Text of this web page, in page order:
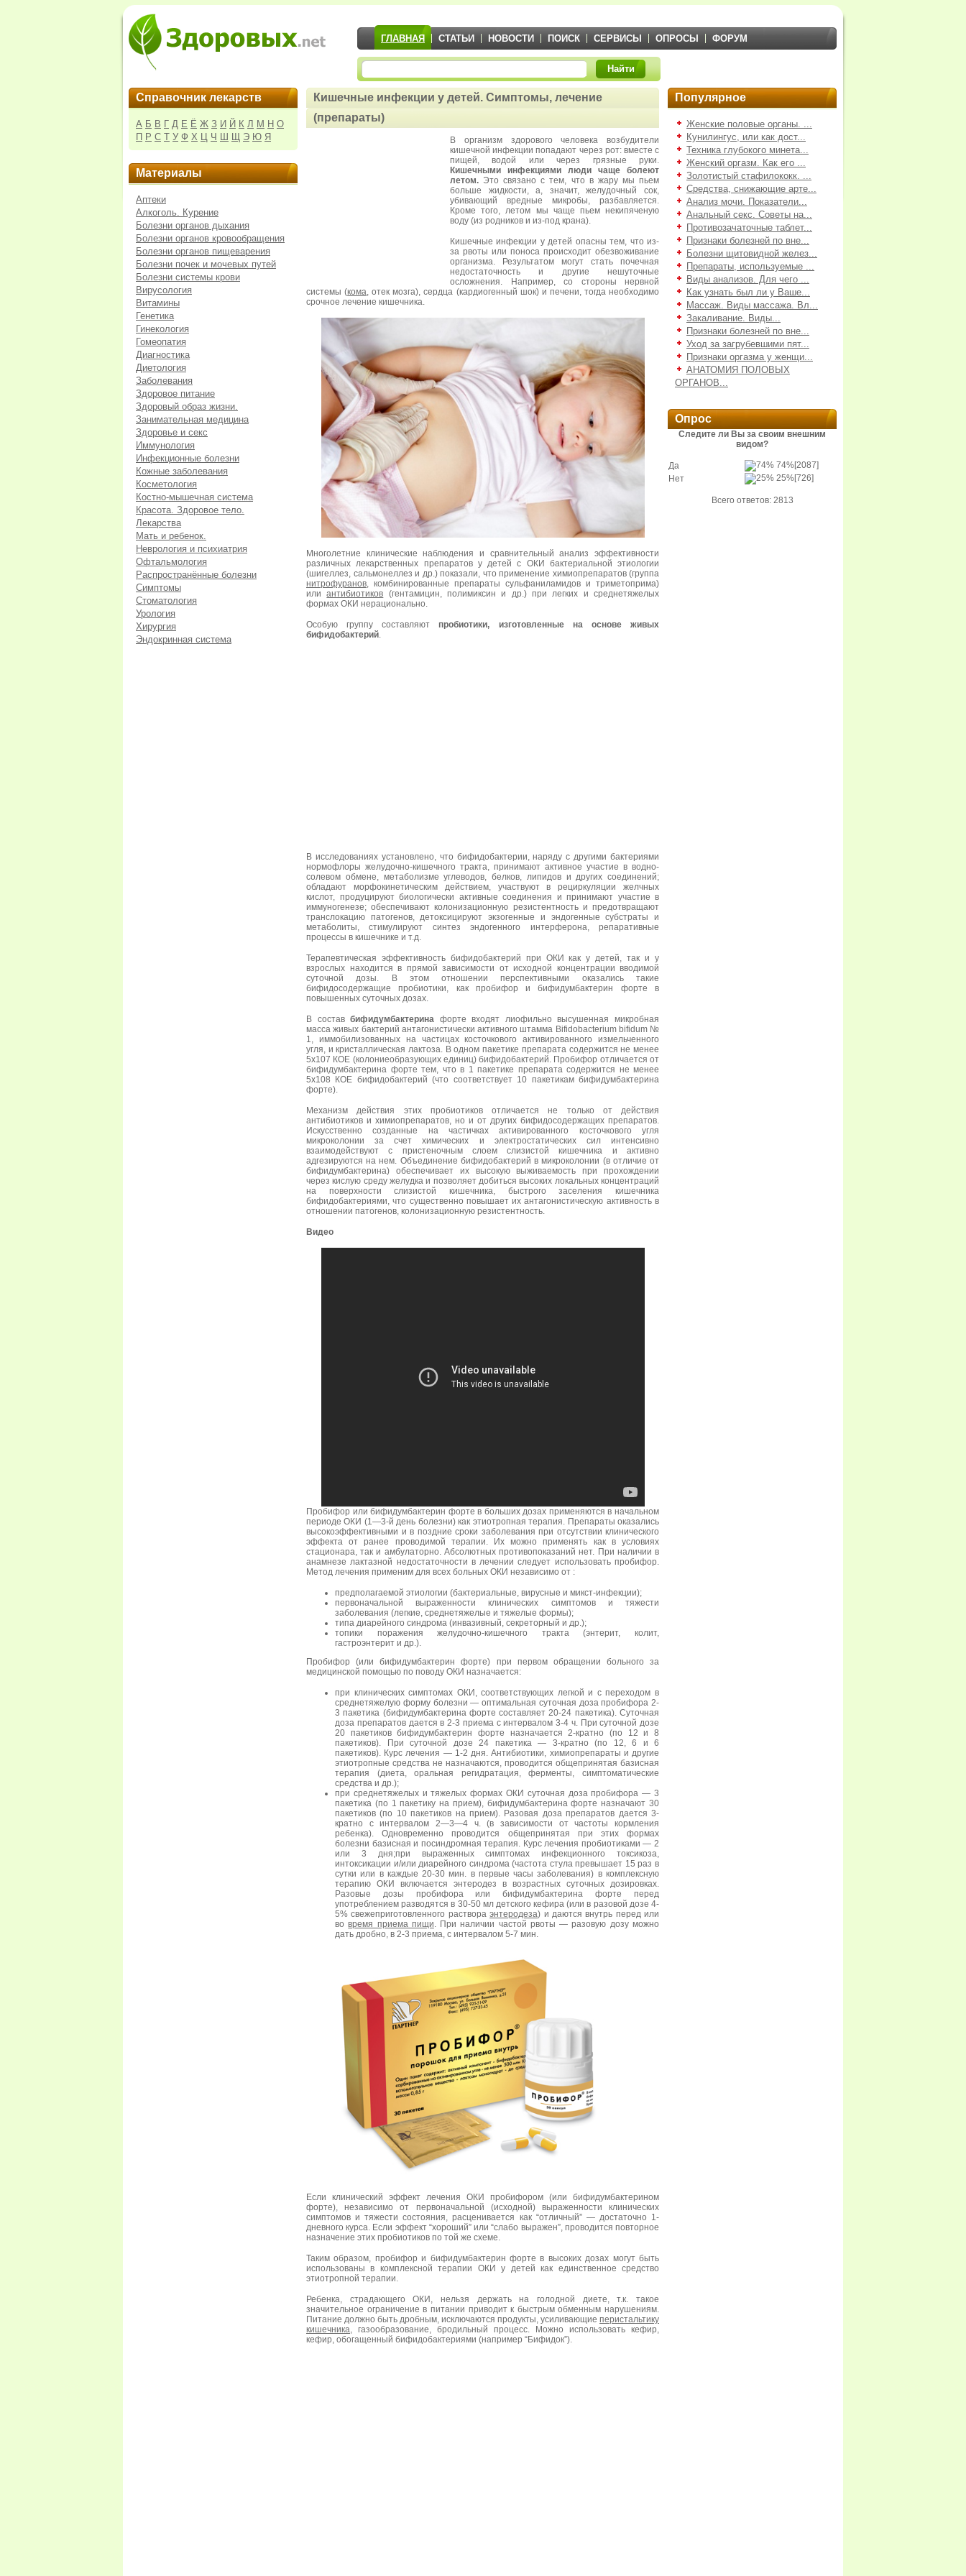
ГЛАВНАЯ СТАТЬИ НОВОСТИ ПОИСК СЕРВИСЫ ОПРОСЫ ФОРУМ
Найти
Справочник лекарств
А Б В Г Д Е Ё Ж З И Й К Л М Н О
П Р С Т У Ф Х Ц Ч Ш Щ Э Ю Я
Материалы
Аптеки
Алкоголь. Курение
Болезни органов дыхания
Болезни органов кровообращения
Болезни органов пищеварения
Болезни почек и мочевых путей
Болезни системы крови
Вирусология
Витамины
Генетика
Гинекология
Гомеопатия
Диагностика
Диетология
Заболевания
Здоровое питание
Здоровый образ жизни.
Занимательная медицина
Здоровье и секс
Иммунология
Инфекционные болезни
Кожные заболевания
Косметология
Костно-мышечная система
Красота. Здоровое тело.
Лекарства
Мать и ребенок.
Неврология и психиатрия
Офтальмология
Распространённые болезни
Симптомы
Стоматология
Урология
Хирургия
Эндокринная система
Кишечные инфекции у детей. Симптомы, лечение
(препараты)
В организм здорового человека возбудители
кишечной инфекции попадают через рот: вместе с
пищей, водой или через грязные руки.
Кишечными инфекциями люди чаще болеют
летом. Это связано с тем, что в жару мы пьем
больше жидкости, а, значит, желудочный сок,
убивающий вредные микробы, разбавляется.
Кроме того, летом мы чаще пьем некипяченую
воду (из родников и из-под крана).
Кишечные инфекции у детей опасны тем, что из-
за рвоты или поноса происходит обезвоживание
организма. Результатом могут стать почечная
недостаточность и другие нешуточные
осложнения. Например, со стороны нервной
системы (кома, отек мозга), сердца (кардиогенный шок) и печени, тогда необходимо
срочное лечение кишечника.
Многолетние клинические наблюдения и сравнительный анализ эффективности
различных лекарственных препаратов у детей с ОКИ бактериальной этиологии
(шигеллез, сальмонеллез и др.) показали, что применение химиопрепаратов (группа
нитрофуранов, комбинированные препараты сульфаниламидов и триметоприма)
илиантибиотиков (гентамицин, полимиксин и др.) при легких и среднетяжелых
формах ОКИ нерационально.
Особую группу составляютпробиотики, изготовленные на основе живых
бифидобактерий.
В исследованиях установлено, что бифидобактерии, наряду с другими бактериями
нормофлоры желудочно-кишечного тракта, принимают активное участие в водно-
солевом обмене, метаболизме углеводов, белков, липидов и других соединений;
обладают морфокинетическим действием, участвуют в рециркуляции желчных
кислот, продуцируют биологически активные соединения и принимают участие в
иммуногенезе; обеспечивают колонизационную резистентность и предотвращают
транслокацию патогенов, детоксицируют экзогенные и эндогенные субстраты и
метаболиты, стимулируют синтез эндогенного интерферона, репаративные
процессы в кишечнике и т.д.
Терапевтическая эффективность бифидобактерий при ОКИ как у детей, так и у
взрослых находится в прямой зависимости от исходной концентрации вводимой
суточной дозы. В этом отношении перспективными оказались такие
бифидосодержащие пробиотики, как пробифор и бифидумбактерин форте в
повышенных суточных дозах.
В составбифидумбактерина форте входят лиофильно высушенная микробная
масса живых бактерий антагонистически активного штамма Bifidobacterium bifidum №
1, иммобилизованных на частицах косточкового активированного измельченного
угля, и кристаллическая лактоза. В одном пакетике препарата содержится не менее
5х107 КОЕ (колониеобразующих единиц) бифидобактерий. Пробифор отличается от
бифидумбактерина форте тем, что в 1 пакетике препарата содержится не менее
5х108 КОЕ бифидобактерий (что соответствует 10 пакетикам бифидумбактерина
форте).
Механизм действия этих пробиотиков отличается не только от действия
антибиотиков и химиопрепаратов, но и от других бифидосодержащих препаратов.
Искусственно созданные на частичках активированного косточкового угля
микроколонии за счет химических и электростатических сил интенсивно
взаимодействуют с пристеночным слоем слизистой кишечника и активно
адгезируются на нем. Объединение бифидобактерий в микроколонии (в отличие от
бифидумбактерина) обеспечивает их высокую выживаемость при прохождении
через кислую среду желудка и позволяет добиться высоких локальных концентраций
на поверхности слизистой кишечника, быстрого заселения кишечника
бифидобактериями, что существенно повышает их антагонистическую активность в
отношении патогенов, колонизационную резистентность.
Видео
Пробифор или бифидумбактерин форте в больших дозах применяются в начальном
периоде ОКИ (1—3-й день болезни) как этиотропная терапия. Препараты оказались
высокоэффективными и в поздние сроки заболевания при отсутствии клинического
эффекта от ранее проводимой терапии. Их можно применять как в условиях
стационара, так и амбулаторно. Абсолютных противопоказаний нет. При наличии в
анамнезе лактазной недостаточности в лечении следует использовать пробифор.
Метод лечения применим для всех больных ОКИ независимо от :
предполагаемой этиологии (бактериальные, вирусные и микст-инфекции);
первоначальной выраженности клинических симптомов и тяжести
заболевания (легкие, среднетяжелые и тяжелые формы);
типа диарейного синдрома (инвазивный, секреторный и др.);
топики поражения желудочно-кишечного тракта (энтерит, колит,
гастроэнтерит и др.).
Пробифор (или бифидумбактерин форте) при первом обращении больного за
медицинской помощью по поводу ОКИ назначается:
при клинических симптомах ОКИ, соответствующих легкой и с переходом в
среднетяжелую форму болезни — оптимальная суточная доза пробифора 2-
3 пакетика (бифидумбактерина форте составляет 20-24 пакетика). Суточная
доза препаратов дается в 2-3 приема с интервалом 3-4 ч. При суточной дозе
20 пакетиков бифидумбактерин форте назначается 2-кратно (по 12 и 8
пакетиков). При суточной дозе 24 пакетика — 3-кратно (по 12, 6 и 6
пакетиков). Курс лечения — 1-2 дня. Антибиотики, химиопрепараты и другие
этиотропные средства не назначаются, проводится общепринятая базисная
терапия (диета, оральная регидратация, ферменты, симптоматические
средства и др.);
при среднетяжелых и тяжелых формах ОКИ суточная доза пробифора — 3
пакетика (по 1 пакетику на прием), бифидумбактерина форте назначают 30
пакетиков (по 10 пакетиков на прием). Разовая доза препаратов дается 3-
кратно с интервалом 2—3—4 ч. (в зависимости от частоты кормления
ребенка). Одновременно проводится общепринятая при этих формах
болезни базисная и посиндромная терапия. Курс лечения пробиотиками — 2
или 3 дня;при выраженных симптомах инфекционного токсикоза,
интоксикации и/или диарейного синдрома (частота стула превышает 15 раз в
сутки или в каждые 20-30 мин. в первые часы заболевания) в комплексную
терапию ОКИ включается энтеродез в возрастных суточных дозировках.
Разовые дозы пробифора или бифидумбактерина форте перед
употреблением разводятся в 30-50 мл детского кефира (или в разовой дозе 4-
5% свежеприготовленного раствораэнтеродеза) и даются внутрь перед или
вовремя приема пищи. При наличии частой рвоты — разовую дозу можно
дать дробно, в 2-3 приема, с интервалом 5-7 мин.
Если клинический эффект лечения ОКИ пробифором (или бифидумбактерином
форте), независимо от первоначальной (исходной) выраженности клинических
симптомов и тяжести состояния, расценивается как “отличный” — достаточно 1-
дневного курса. Если эффект “хороший” или “слабо выражен”, проводится повторное
назначение этих пробиотиков по той же схеме.
Таким образом, пробифор и бифидумбактерин форте в высоких дозах могут быть
использованы в комплексной терапии ОКИ у детей как единственное средство
этиотропной терапии.
Ребенка, страдающего ОКИ, нельзя держать на голодной диете, т.к. такое
значительное ограничение в питании приводит к быстрым обменным нарушениям.
Питание должно быть дробным, исключаются продукты, усиливающие перистальтику
кишечника, газообразование, бродильный процесс. Можно использовать кефир,
кефир, обогащенный бифидобактериями (например “Бифидок”).
Популярное
Женские половые органы. ...
Кунилингус, или как дост...
Техника глубокого минета...
Женский оргазм. Как его ...
Золотистый стафилококк. ...
Средства, снижающие арте...
Анализ мочи. Показатели...
Анальный секс. Советы на...
Противозачаточные таблет...
Признаки болезней по вне...
Болезни щитовидной желез...
Препараты, используемые ...
Виды анализов. Для чего ...
Как узнать был ли у Ваше...
Массаж. Виды массажа. Вл...
Закаливание. Виды...
Признаки болезней по вне...
Уход за загрубевшими пят...
Признаки оргазма у женщи...
АНАТОМИЯ ПОЛОВЫХ
ОРГАНОВ...
Опрос
Следите ли Вы за своим внешним
видом?
Да 74%[2087]
Нет
25%[726]
Всего ответов: 2813